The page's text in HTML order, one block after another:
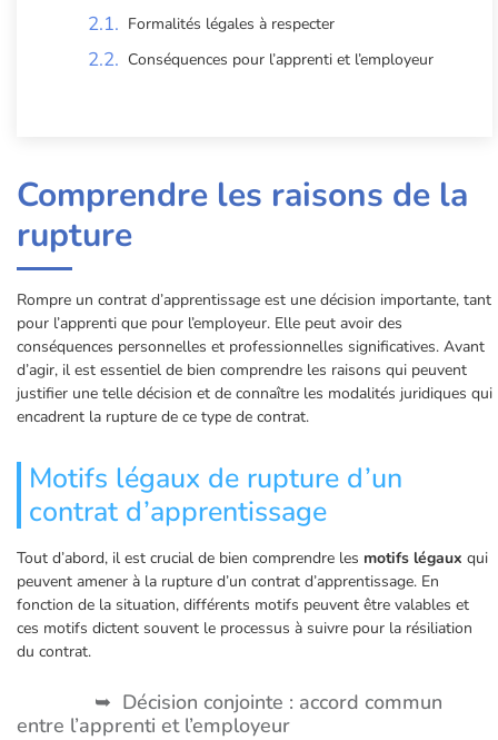
Formalités légales à respecter
Conséquences pour l’apprenti et l’employeur
Comprendre les raisons de la
rupture
Rompre un contrat d’apprentissage est une décision importante, tant
pour l’apprenti que pour l’employeur. Elle peut avoir des
conséquences personnelles et professionnelles significatives. Avant
d’agir, il est essentiel de bien comprendre les raisons qui peuvent
justifier une telle décision et de connaître les modalités juridiques qui
encadrent la rupture de ce type de contrat.
Motifs légaux de rupture d’un
contrat d’apprentissage
Tout d’abord, il est crucial de bien comprendre les motifs légaux qui
peuvent amener à la rupture d’un contrat d’apprentissage. En
fonction de la situation, différents motifs peuvent être valables et
ces motifs dictent souvent le processus à suivre pour la résiliation
du contrat.
Décision conjointe : accord commun
entre l’apprenti et l’employeur